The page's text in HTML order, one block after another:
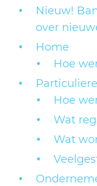
Nieuw!
over
Home
Hoe
Hoe
Wat
Wat